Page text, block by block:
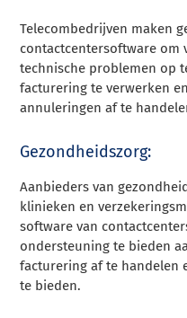
Telecombedrijven maken
contactcentersoftware om
technische problemen op
facturering te verwerken
annuleringen af te
Gezondheidszorg:
Aanbieders van
klinieken en
software van
ondersteuning te bieden
facturering af te handelen
te bieden.